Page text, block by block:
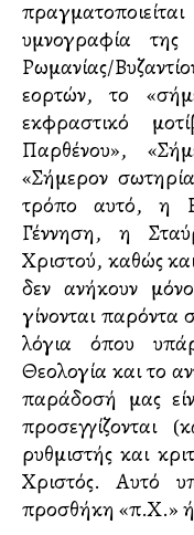
υμνογραφία
Ρωμανίας/
εορτών, το
εκφραστικό
Παρθένου»,
«Σήμερον
τρόπο αυτό, η
Γέννηση, η
Χριστού, καθώς
δεν ανήκουν
γίνονται παρόντα
λόγια όπου
Θεολογία και το
παράδοσή μας
προσεγγίζονται
ρυθμιστής και
Χριστός. Αυτό
προσθήκη «π.Χ.»